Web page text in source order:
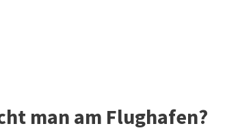
man am Flughafen?